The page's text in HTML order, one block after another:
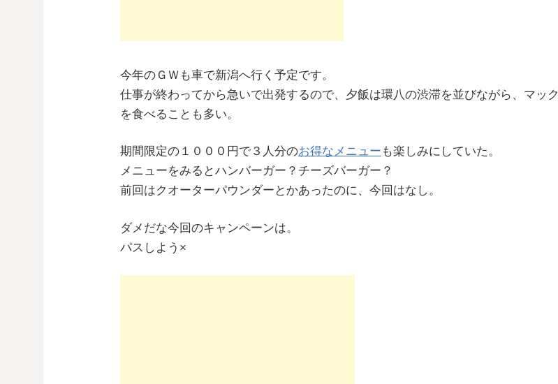
今年のＧＷも車で新潟へ行く予定です。
仕事が終わってから急いで出発するので、夕飯は環八の渋滞を並びながら、マック
を食べることも多い。
期間限定の１０００円で３人分のお得なメニュー も楽しみにしていた。
メニューをみるとハンバーガー？チーズバーガー？
前回はクオーターパウンダーとかあったのに、今回はなし。
ダメだな今回のキャンペーンは。
パスしよう×